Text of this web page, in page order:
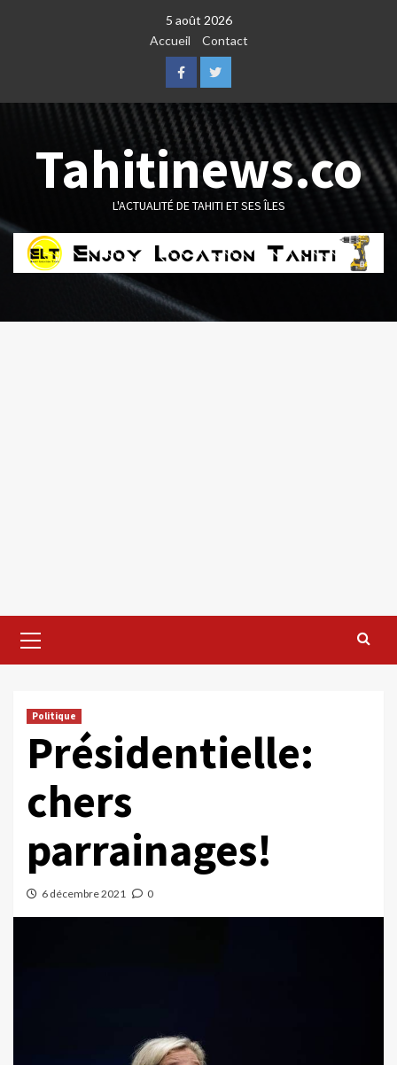
5 août 2026
Accueil
Contact
FacebookTwitter
Tahitinews.co
L'ACTUALITÉ DE TAHITI ET SES ÎLES
Menu
Politique
Présidentielle:
chers
parrainages!
6 décembre 2021 0